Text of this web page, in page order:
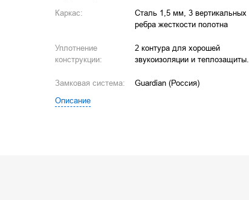
Каркас:
Сталь 1,5 мм, 3 вертикальных
ребра жесткости полотна
Уплотнение
конструкции:
2 контура для хорошей
звукоизоляции и теплозащиты.
Замковая система:
Guardian (Россия)
Описание